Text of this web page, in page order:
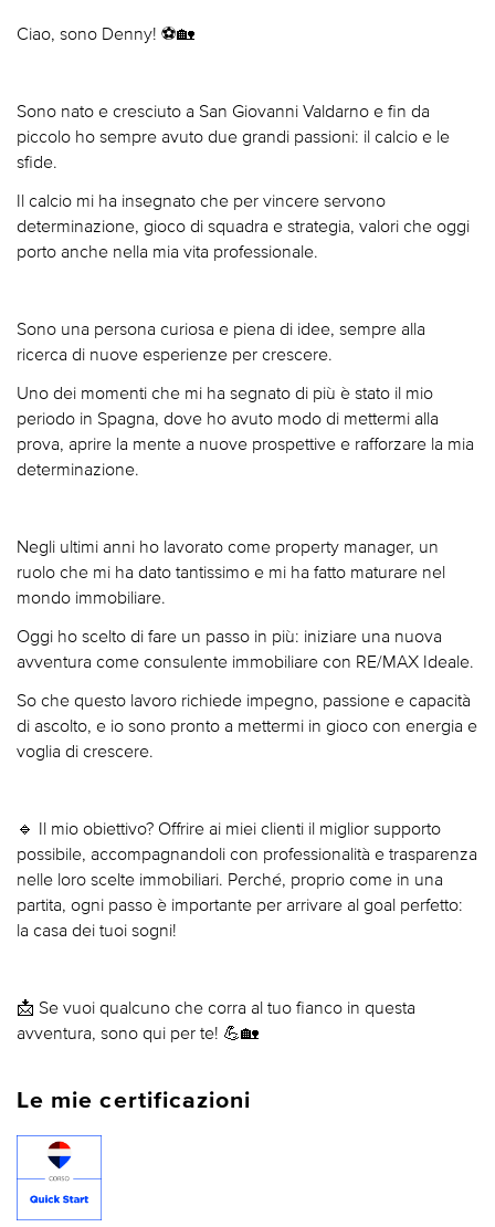
Ciao, sono Denny! ⚽🏡
Sono nato e cresciuto a San Giovanni Valdarno e fin da
piccolo ho sempre avuto due grandi passioni: il calcio e le
sfide.
Il calcio mi ha insegnato che per vincere servono
determinazione, gioco di squadra e strategia, valori che oggi
porto anche nella mia vita professionale.
Sono una persona curiosa e piena di idee, sempre alla
ricerca di nuove esperienze per crescere.
Uno dei momenti che mi ha segnato di più è stato il mio
periodo in Spagna, dove ho avuto modo di mettermi alla
prova, aprire la mente a nuove prospettive e rafforzare la mia
determinazione.
Negli ultimi anni ho lavorato come property manager, un
ruolo che mi ha dato tantissimo e mi ha fatto maturare nel
mondo immobiliare.
Oggi ho scelto di fare un passo in più: iniziare una nuova
avventura come consulente immobiliare con RE/MAX Ideale.
So che questo lavoro richiede impegno, passione e capacità
di ascolto, e io sono pronto a mettermi in gioco con energia e
voglia di crescere.
🔹 Il mio obiettivo? Offrire ai miei clienti il miglior supporto
possibile, accompagnandoli con professionalità e trasparenza
nelle loro scelte immobiliari. Perché, proprio come in una
partita, ogni passo è importante per arrivare al goal perfetto:
la casa dei tuoi sogni!
📩 Se vuoi qualcuno che corra al tuo fianco in questa
avventura, sono qui per te! 💪🏡
Le mie certificazioni